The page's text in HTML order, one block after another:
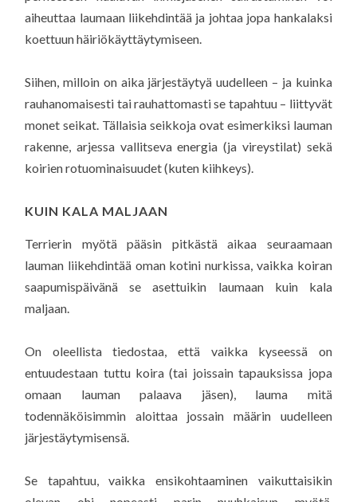
aiheuttaa laumaan liikehdintää ja johtaa jopa hankalaksi
koettuun häiriökäyttäytymiseen.
Siihen, milloin on aika järjestäytyä uudelleen – ja kuinka
rauhanomaisesti tai rauhattomasti se tapahtuu – liittyvät
monet seikat. Tällaisia seikkoja ovat esimerkiksi lauman
rakenne, arjessa vallitseva energia (ja vireystilat) sekä
koirien rotuominaisuudet (kuten kiihkeys).
KUIN KALA MALJAAN
Terrierin myötä pääsin pitkästä aikaa seuraamaan
lauman liikehdintää oman kotini nurkissa, vaikka koiran
saapumispäivänä se asettuikin laumaan kuin kala
maljaan.
On oleellista tiedostaa, että vaikka kyseessä on
entuudestaan tuttu koira (tai joissain tapauksissa jopa
omaan lauman palaava jäsen), lauma mitä
todennäköisimmin aloittaa jossain määrin uudelleen
järjestäytymisensä.
Se tapahtuu, vaikka ensikohtaaminen vaikuttaisikin